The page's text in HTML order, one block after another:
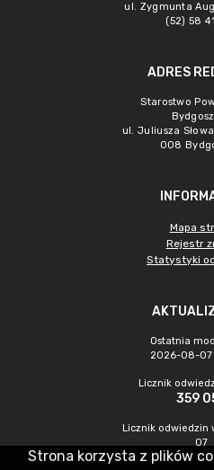
ul. Zygmunta
(52) 58
ADRES
Starostwo
ul. Juliusza
008
Mapa
Rejestr
Statystyki
Ostatnia
2026-08-07
Licznik
359
Licznik odwiedzin
07
949
Strona korzysta z plików